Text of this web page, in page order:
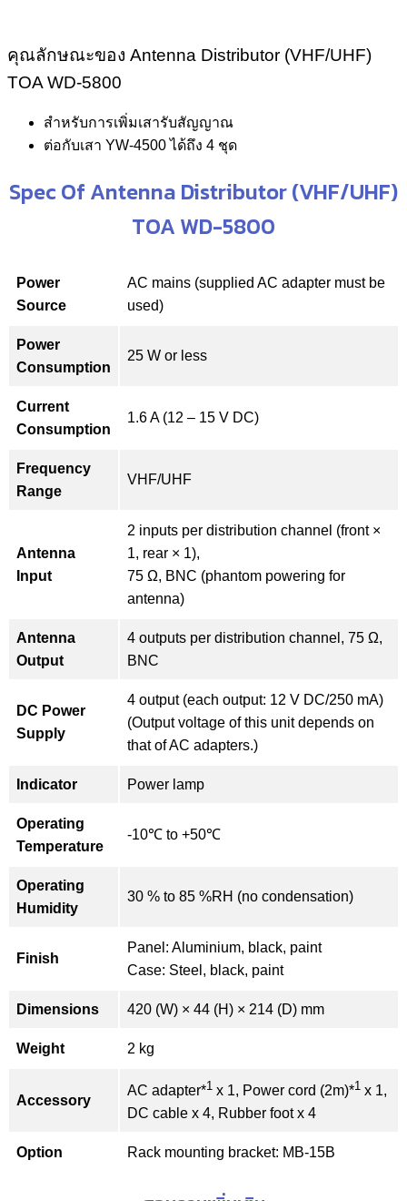
คุณลักษณะของ Antenna Distributor (VHF/UHF)
TOA WD-5800
สำหรับการเพิ่มเสารับสัญญาณ
ต่อกับเสา YW-4500 ได้ถึง 4 ชุด
Spec Of Antenna Distributor (VHF/UHF)
TOA WD-5800
Power
Source
AC mains (supplied AC adapter must be
used)
Power
Consumption
25 W or less
Current
Consumption
1.6 A (12 – 15 V DC)
Frequency
Range
VHF/UHF
Antenna
Input
2 inputs per distribution channel (front ×
1, rear × 1),
75 Ω, BNC (phantom powering for
antenna)
Antenna
Output
4 outputs per distribution channel, 75 Ω,
BNC
DC Power
Supply
4 output (each output: 12 V DC/250 mA)
(Output voltage of this unit depends on
that of AC adapters.)
Indicator Power lamp
Operating
Temperature
-10℃ to +50℃
Operating
Humidity
30 % to 85 %RH (no condensation)
Finish
Panel: Aluminium, black, paint
Case: Steel, black, paint
Dimensions 420 (W) × 44 (H) × 214 (D) mm
Weight 2 kg
Accessory
AC adapter*1 x 1, Power cord (2m)*1 x 1,
DC cable x 4, Rubber foot x 4
Option Rack mounting bracket: MB-15B